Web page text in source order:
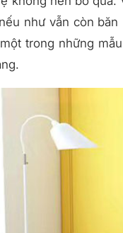
như vẫn còn
trong những